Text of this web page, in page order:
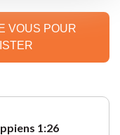
VOUS POUR
1:26